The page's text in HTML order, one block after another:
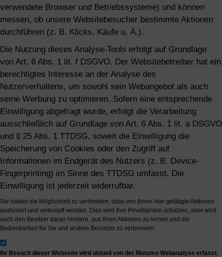
verwendete Browser und Betriebssysteme) und können
messen, ob unsere Websitebesucher bestimmte Aktionen
durchführen (z. B. Klicks, Käufe u. Ä.).
Die Nutzung dieses Analyse-Tools erfolgt auf Grundlage
von Art. 6 Abs. 1 lit. f DSGVO. Der Websitebetreiber hat ein
berechtigtes Interesse an der Analyse des
Nutzerverhaltens, um sowohl sein Webangebot als auch
seine Werbung zu optimieren. Sofern eine entsprechende
Einwilligung abgefragt wurde, erfolgt die Verarbeitung
ausschließlich auf Grundlage von Art. 6 Abs. 1 lit. a DSGVO
und § 25 Abs. 1 TTDSG, soweit die Einwilligung die
Speicherung von Cookies oder den Zugriff auf
Informationen im Endgerät des Nutzers (z. B. Device-
Fingerprinting) im Sinne des TTDSG umfasst. Die
Einwilligung ist jederzeit widerrufbar.
Sie haben die Möglichkeit zu verhindern, dass von Ihnen hier getätigte Aktionen
analysiert und verknüpft werden. Dies wird Ihre Privatsphäre schützen, aber wird
auch den Besitzer daran hindern, aus Ihren Aktionen zu lernen und die
Bedienbarkeit für Sie und andere Benutzer zu verbessern.
Ihr Besuch dieser Webseite wird aktuell von der Matomo Webanalyse erfasst.